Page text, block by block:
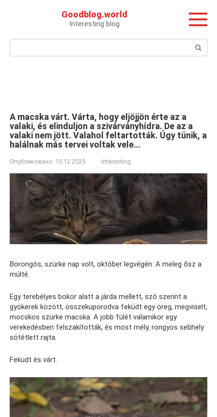
Goodblog.world
Interesting blog
Поиск:
A macska várt. Várta, hogy eljöjjön érte az a
valaki, és elinduljon a szivárványhídra. De az a
valaki nem jött. Valahol feltartották. Úgy tűnik, a
halálnak más tervei voltak vele…
Опубликовано: 15.12.2025 Interesting
Borongós, szürke nap volt, október legvégén. A meleg ősz a
múlté.
Egy terebélyes bokor alatt a járda mellett, szó szerint a
gyökerek között, összekuporodva feküdt egy öreg, megviselt,
mocskos szürke macska. A jobb fülét valamikor egy
verekedésben felszakították, és most mély, rongyos sebhely
sötétlett rajta.
Feküdt és várt.